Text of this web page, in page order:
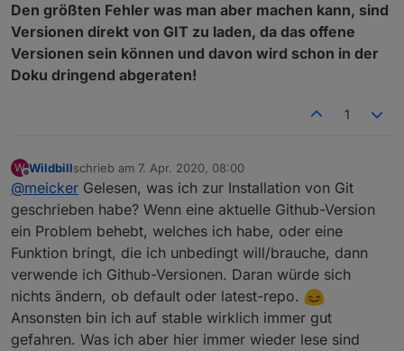
Den größten Fehler was man aber machen kann, sind
Versionen direkt von GIT zu laden, da das offene
Versionen sein können und davon wird schon in der
Doku dringend abgeraten!
1
W
Offline
Wildbillschrieb am 7. Apr. 2020, 08:00
zuletzt editiert von
@meicker Gelesen, was ich zur Installation von Git
geschrieben habe? Wenn eine aktuelle Github-Version
ein Problem behebt, welches ich habe, oder eine
Funktion bringt, die ich unbedingt will/brauche, dann
verwende ich Github-Versionen. Daran würde sich
nichts ändern, ob default oder latest-repo.
Ansonsten bin ich auf stable wirklich immer gut
gefahren. Was ich aber hier immer wieder lese sind